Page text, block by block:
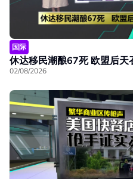
国际
休达移民潮酿67死 欧盟后天
02/08/2026